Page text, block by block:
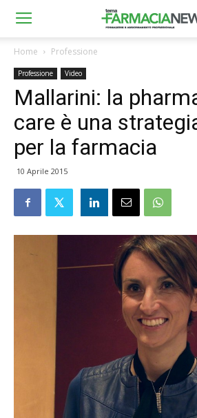
Home Professione
Professione Video
Mallarini: la
care è una
per la farmacia
10 Aprile 2015